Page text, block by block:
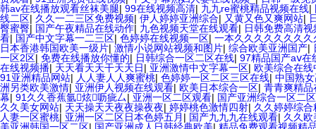
韩av在线播放观看丝袜美腿| 99在线视频高清| 九九re蜜桃精品视频在线|
线二区| 久久一二三区免费视频| 伊人婷婷亚洲综合| 又黄又色又爽网站|
臀蜜臀| 国产午夜精品在线动作| 九色视频天堂在线观看| 日韩免费高清
看| 国产中文字幕一二三区| 色婷婷在线视频一区| 一本久久久久久久久久
日本香港韩国欧美一级片| 激情小说网站视频和图片| 综合欧美亚洲国产|
一区2区| 免费在线播放你懂的| 日韩综合一区二区在线| 97精品国产aⅴ在
在线视频播| 天天看天天干天天日| 亚洲激情中文字幕一区| 欧美综合在线
91亚洲精品网站| 人人妻人人爽蜜桃| 色婷婷一区二区三区在线| 中国熟
洲另类欧美激情| 亚洲伊人视频在线观看| 欧美日本综合一区| 青青爽精品
幕| 91久久香蕉氩炫呖疵厶| 亚洲一区二区观看| 国产亚洲综合一区二
久久美女网站| 天天操天天夜夜操夜夜| 婷婷桃色激情四射| 久久婷婷综合
人妻一区蜜桃| 亚洲一区二区日本色婷五月 | 国产九九九在线观看| 久久欧